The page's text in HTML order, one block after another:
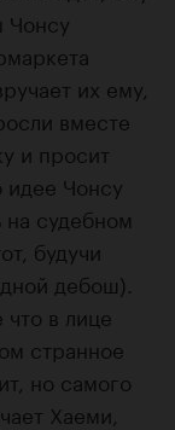
Чонсу
их ему,
вместе
и просит
идее Чонсу
на судебном
будучи
дебош).
в лице
странное
но самого
Хаеми,